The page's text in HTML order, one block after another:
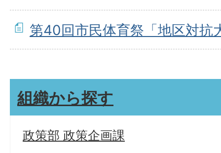
第40回市民体育祭「地区対抗
組織から探す
政策部 政策企画課